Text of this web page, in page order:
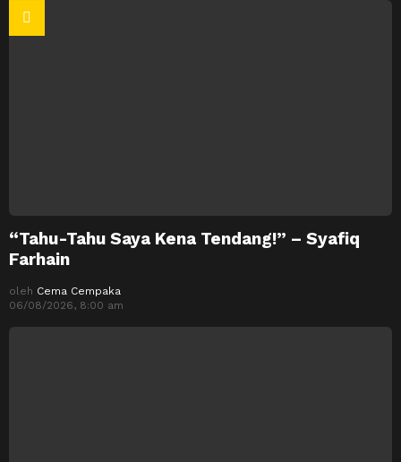
“Tahu-Tahu Saya Kena Tendang!” – Syafiq
Farhain
oleh Cema Cempaka
06/08/2026, 8:00 am